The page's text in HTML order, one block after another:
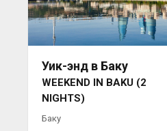
Уик-энд в Баку
WEEKEND IN BAKU (2
NIGHTS)
Баку